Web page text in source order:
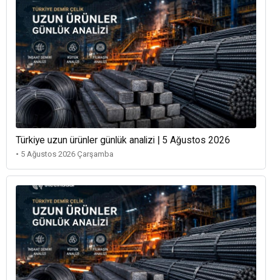
Türkiye uzun ürünler günlük analizi | 5 Ağustos 2026
• 5 Ağustos 2026 Çarşamba